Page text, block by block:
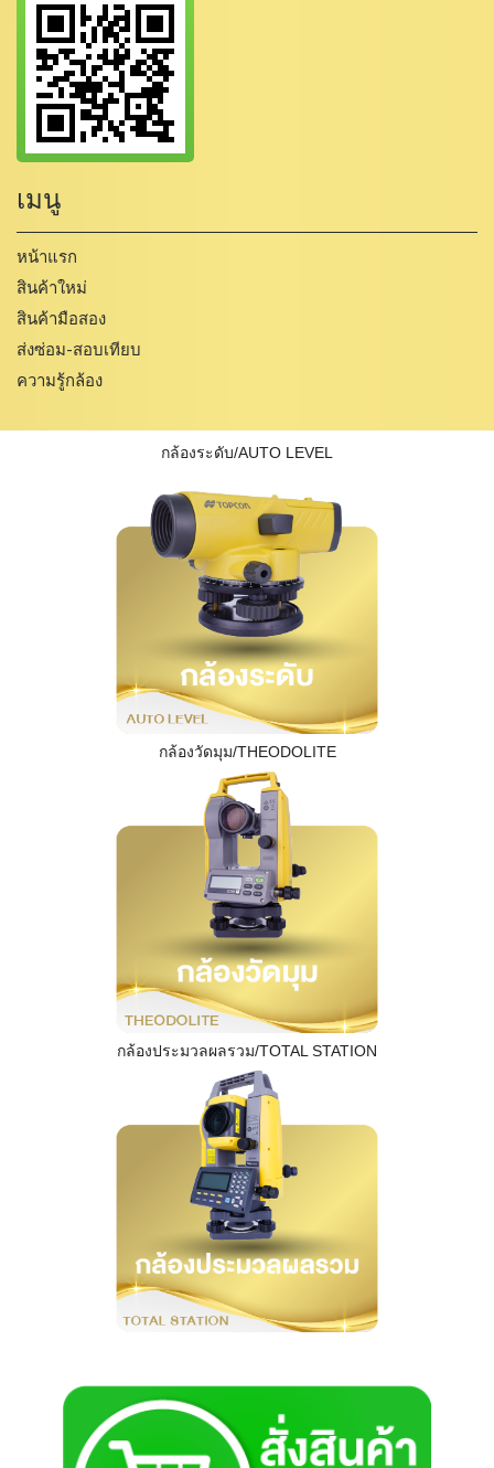
เมนู
หน้าแรก
สินค้าใหม่
สินค้ามือสอง
ส่งซ่อม-สอบเทียบ
ความรู้กล้อง
กล้องระดับ/AUTO LEVEL
กล้องวัดมุม/THEODOLITE
กล้องประมวลผลรวม/TOTAL STATION